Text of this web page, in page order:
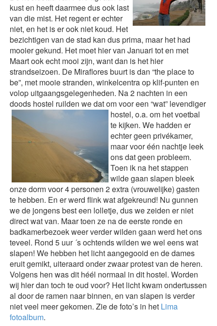
kust en heeft daarmee dus ook last
van die mist. Het regent er echter
niet, en het is er ook niet koud. Het
bezichtigen van de stad kan dus prima, maar het had
mooier gekund. Het moet hier van Januari tot en met
Maart ook echt mooi zijn, want dan is het hier
strandseizoen. De Miraflores buurt is dan “the place to
be”, met mooie stranden, winkelcentra op klif-punten en
volop uitgaangsgelegenheden. Na 2 nachten in een
doods hostel ruilden we dat om vooreen “wat” levendiger
hostel, o.a. om het voetbal
te kijken. We hadden er
echter geen privékamer,
maar voor één nachtje leek
ons dat geen probleem.
Toen ik na het stappen
wilde gaan slapen bleek
onze dorm voor 4 personen 2 extra (vrouwelijke) gasten
te hebben. En er werd flink wat afgekreund! Nu gunnen
we de jongens best een lolletje, dus we zeiden er niet
direct wat van. Maar toen ze na de eerste ronde en
badkamerbezoek weer verder wilden gaan werd het ons
teveel. Rond 5 uur ´s ochtends wilden we wel eens wat
slapen! We hebben het licht aangegooid en de dames
eruit gemikt, uiteraard onder zwaar protest van de heren.
Volgens hen was dit héél normaal in dit hostel. Worden
wij hier dan toch te oud voor? Het licht kwam ondertussen
al door de ramen naar binnen, en van slapen is verder
niet veel meer gekomen. Zie de foto’s in het Lima
fotoalbum.